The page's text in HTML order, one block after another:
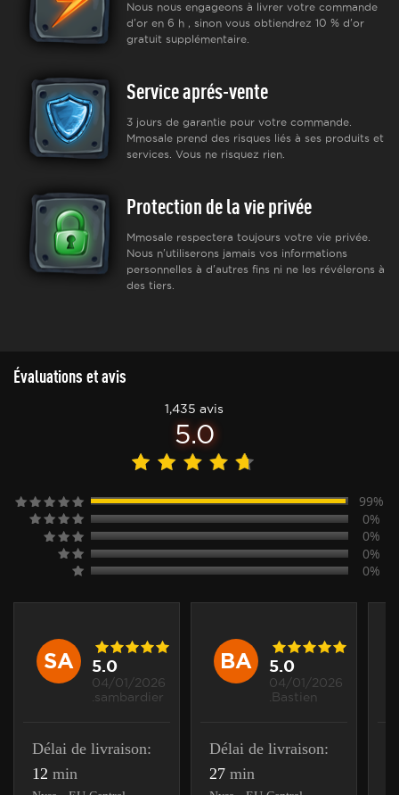
Nous nous engageons à livrer votre commande
d'or en 6 h , sinon vous obtiendrez 10 % d'or
gratuit supplémentaire.
Service aprés-vente
3 jours de garantie pour votre commande.
Mmosale prend des risques liés à ses produits et
services. Vous ne risquez rien.
Protection de la vie privée
Mmosale respectera toujours votre vie privée.
Nous n'utiliserons jamais vos informations
personnelles à d'autres fins ni ne les révélerons à
des tiers.
Évaluations et avis
1,435 avis
5.0
99%
0%
0%
0%
0%
SA 5.0
04/01/2026
.sambardier
Délai de livraison:
12 min
BA 5.0
04/01/2026
.Bastien
Délai de livraison:
27 min